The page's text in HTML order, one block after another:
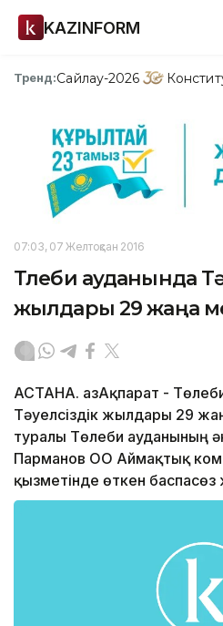
KAZINFORM
Тренд:Сайлау-2026
07:03, 07 Желтоқсан 2016
Төлеби ауданында
жылдары 29 жаңа
АСТАНА. ҚазАқпарат -
Тәуелсіздік жылдары 29
туралы Төлеби ауданының
Парманов ОҚО Аймақтық
қызметінде өткен